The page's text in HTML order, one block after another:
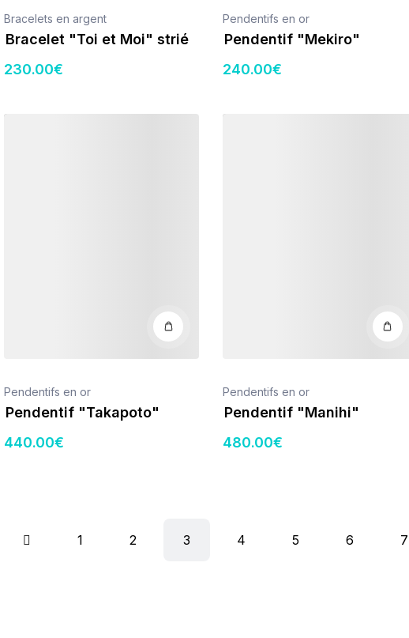
Bracelets en argent
Bracelet "Toi et Moi" strié
230.00€
Pendentifs en or
Pendentif "Mekiro"
240.00€
Pendentifs en or
Pendentif "Takapoto"
440.00€
Pendentifs en or
Pendentif "Manihi"
480.00€
1 2 3 4 5 6 7